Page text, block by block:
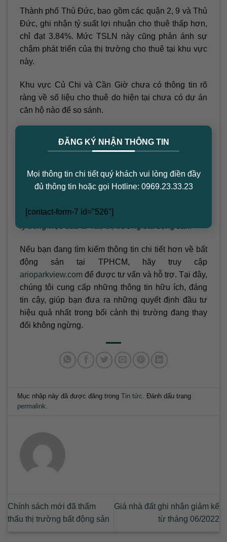
ĐĂNG KÝ NHẬN THÔNG TIN
Mọi thông tin chi tiết quý khách vui lòng điền đầy
đủ thông tin hoặc gọi Hotline: 0969.23.33.23
[contact-form-7 id="526"]
Thành phố Thủ Đức, bao gồm các quận 2, 9 và Thủ
Đức, ghi nhận tỷ suất lợi nhuận cho thuê thấp hơn,
chỉ đạt 3.84%. Mức TSLN này cũng phản ánh sự
chậm phát triển của thị trường cho thuê tại khu vực
này.
Khu vực Củ Chi và Cần Giờ chưa có thông tin rõ
ràng về số liệu cho thuê do hiện tại chưa có dự án
căn hộ nào để so sánh.
Tỷ suất lợi nhuận cho thuê căn hộ tại TPHCM cho
Sài Gòn hiện đang dẫn đầu với tỷ suất cao nhất,
điều này tạo ra cơ hội tốt cho các nhà đầu tư. Đối
thông tin này là rất quan trọng để có quyết định hợp
Nếu bạn đang tìm kiếm thông tin chi tiết hơn về bất
động sản tại TPHCM, hãy truy cập
arioparkview.com để được tư vấn và hỗ trợ. Tại đây,
chúng tôi cung cấp những thông tin hữu ích, đáng
tin cậy, giúp bạn đưa ra những quyết định đầu tư
hiệu quả nhất trong bối cảnh thị trường đang thay
đổi không ngừng.
Mục nhập này đã được đăng trongTin tức . Đánh dấu trang
permalink
Chính sách mới đã thẩm
thấu thị trường bất động sản
Giá nhà đất ghi nhận giảm kể
từ tháng 06/2022